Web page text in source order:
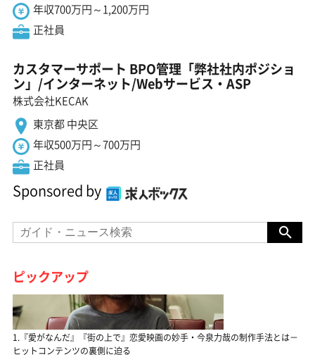
年収700万円～1,200万円
正社員
カスタマーサポート BPO管理「弊社社内ポジショ
ン」/インターネット/Webサービス・ASP
株式会社KECAK
東京都 中央区
年収500万円～700万円
正社員
Sponsored by
ピックアップ
1.『愛がなんだ』『街の上で』恋愛映画の妙手・今泉力哉の制作手法とは－
ヒットコンテンツの裏側に迫る